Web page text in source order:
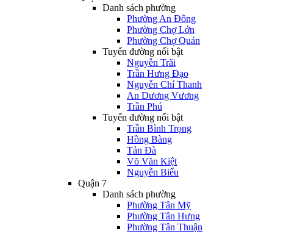
Danh sách phường
Phường An Đông
Phường Chợ Lớn
Phường Chợ Quán
Tuyến đường nổi bật
Nguyễn Trãi
Trần Hưng Đạo
Nguyễn Chí Thanh
An Dương Vương
Trần Phú
Tuyến đường nổi bật
Trần Bình Trọng
Hồng Bàng
Tản Đà
Võ Văn Kiệt
Nguyễn Biểu
Quận 7
Danh sách phường
Phường Tân Mỹ
Phường Tân Hưng
Phường Tân Thuận